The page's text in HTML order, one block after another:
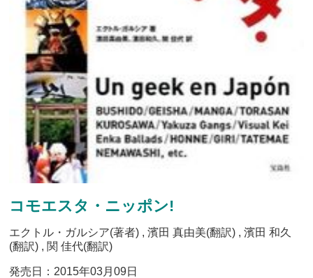
コモエスタ・ニッポン!
エクトル・ガルシア(著者) , 濱田 真由美(翻訳) , 濱田 和久
(翻訳) , 関 佳代(翻訳)
発売日：2015年03月09日